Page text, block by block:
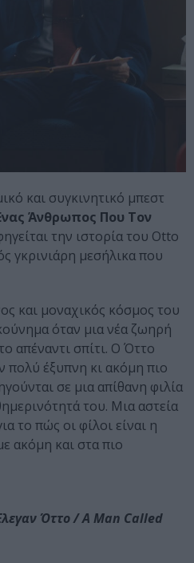
και συγκινητικό μπεστ
Άνθρωπος Που Τον
την ιστορία του Otto
γκρινιάρη μεσήλικα που
και μοναχικός κόσμος του
όταν μια νέα ζωηρή
απέναντι σπίτι. Ο Όττο
πολύ έξυπνη κι ακόμη πιο
σε μια απίθανη φιλία
του. Μια αστεία
το πώς οι φίλοι είναι η
ακόμη και στα πιο
Όττο / A Man Called